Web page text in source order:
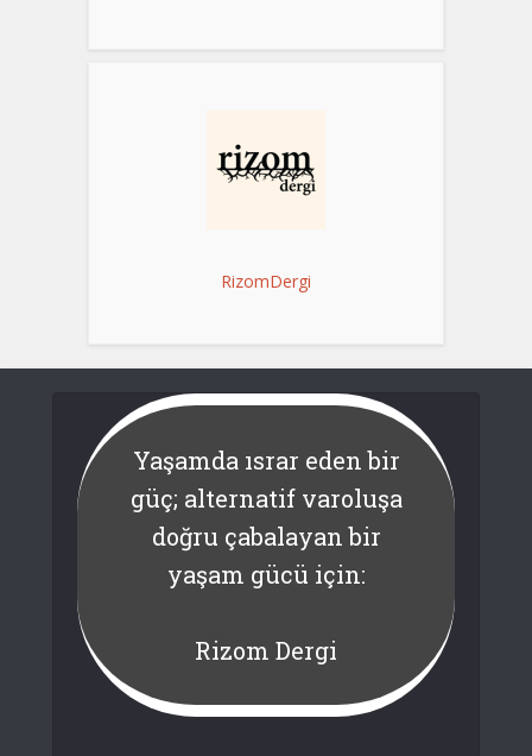
RizomDergi
Yaşamda ısrar eden bir
güç; alternatif varoluşa
doğru çabalayan bir
yaşam gücü için:
Rizom Dergi